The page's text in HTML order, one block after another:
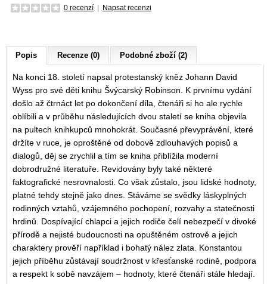
0 recenzí | Napsat recenzi
Popis Recenze (0) Podobné zboží (2)
Na konci 18. století napsal protestanský kněz Johann David
Wyss pro své děti knihu Švýcarský Robinson. K prvnímu vydání
došlo až čtrnáct let po dokončení díla, čtenáři si ho ale rychle
oblíbili a v průběhu následujících dvou staletí se kniha objevila
na pultech knihkupců mnohokrát. Současné převyprávění, které
držíte v ruce, je oproštěné od dobově zdlouhavých popisů a
dialogů, děj se zrychlil a tím se kniha přiblížila moderní
dobrodružné literatuře. Revidovány byly také některé
faktografické nesrovnalosti. Co však zůstalo, jsou lidské hodnoty,
platné tehdy stejně jako dnes. Stáváme se svědky láskyplných
rodinných vztahů, vzájemného pochopení, rozvahy a statečnosti
hrdinů. Dospívající chlapci a jejich rodiče čelí nebezpečí v divoké
přírodě a nejisté budoucnosti na opuštěném ostrově a jejich
charaktery prověří například i bohatý nález zlata. Konstantou
jejich příběhu zůstávají soudržnost v křesťanské rodině, podpora
a respekt k sobě navzájem – hodnoty, které čtenáři stále hledají.